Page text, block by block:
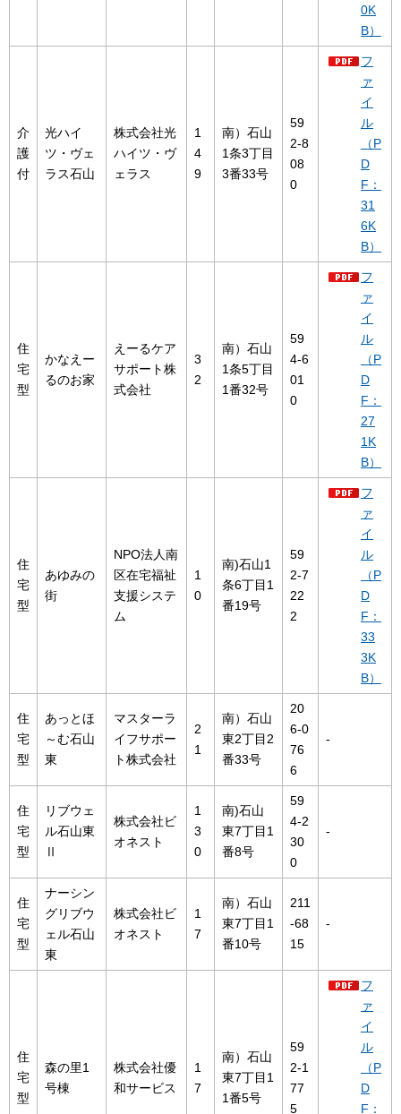
0K
B）
介
護
付
光ハイ
ツ・ヴェ
ラス石山
株式会社光
ハイツ・ヴ
ェラス
1
4
9
南）石山
1条3丁目
3番33号
59
2-8
08
0
フ
ァ
イ
ル
（P
D
F：
31
6K
B）
住
宅
型
かなえー
るのお家
えーるケア
サポート株
式会社
3
2
南）石山
1条5丁目
1番32号
59
4-6
01
0
フ
ァ
イ
ル
（P
D
F：
27
1K
B）
住
宅
型
あゆみの
街
NPO法人南
区在宅福祉
支援システ
ム
1
0
南)石山1
条6丁目1
番19号
59
2-7
22
2
フ
ァ
イ
ル
（P
D
F：
33
3K
B）
住
宅
型
あっとほ
～む石山
東
マスターラ
イフサポー
ト株式会社
2
1
南）石山
東2丁目2
番33号
20
6-0
76
6
-
住
宅
型
リブウェ
ル石山東
Ⅱ
株式会社ビ
オネスト
1
3
0
南)石山
東7丁目1
番8号
59
4-2
30
0
-
住
宅
型
ナーシン
グリブウ
ェル石山
東
株式会社ビ
オネスト
1
7
南）石山
東7丁目1
番10号
211
-68
15
-
住
宅
型
森の里1
号棟
株式会社優
和サービス
1
7
南）石山
東7丁目1
1番5号
59
2-1
77
5
フ
ァ
イ
ル
（P
D
F：